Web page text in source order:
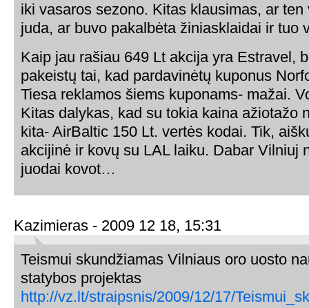
iki vasaros sezono. Kitas klausimas, ar ten
juda, ar buvo pakalbėta žiniasklaidai ir
Kaip jau rašiau 649 Lt akcija yra Estravel,
pakeistų tai, kad pardavinėtų kuponus
Tiesa reklamos šiems kuponams- mažai.
Kitas dalykas, kad su tokia kaina ažiotažo
kita- AirBaltic 150 Lt. vertės kodai. Tik,
akcijinė ir kovų su LAL laiku. Dabar Vilniuj
juodai kovot…
Kazimieras - 2009 12 18, 15:31
Teismui skundžiamas Vilniaus oro uosto
statybos projektas
http://vz.lt/straipsnis/2009/12/17/